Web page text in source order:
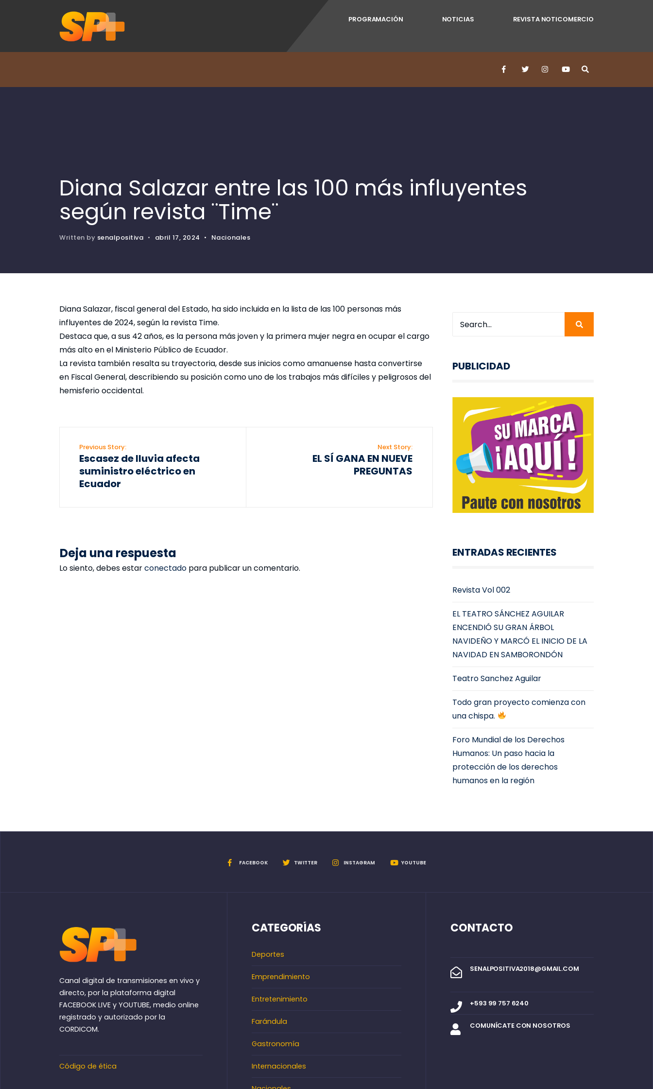
PROGRAMACIÓN NOTICIAS REVISTA NOTICOMERCIO
Diana Salazar entre las 100 más influyentes
según revista ¨Time¨
Written by senalpositiva • abril 17, 2024 • Nacionales
Diana Salazar, fiscal general del Estado, ha sido incluida en la lista de las 100 personas más
influyentes de 2024, según la revista Time.
Destaca que, a sus 42 años, es la persona más joven y la primera mujer negra en ocupar el cargo
más alto en el Ministerio Público de Ecuador.
La revista también resalta su trayectoria, desde sus inicios como amanuense hasta convertirse
en Fiscal General, describiendo su posición como uno de los trabajos más difíciles y peligrosos del
hemisferio occidental.
Previous Story:
Escasez de lluvia afecta
suministro eléctrico en
Ecuador
Next Story:
EL SÍ GANA EN NUEVE
PREGUNTAS
Deja una respuesta
Lo siento, debes estarconectado para publicar un comentario.
PUBLICIDAD
ENTRADAS RECIENTES
Revista Vol 002
EL TEATRO SÁNCHEZ AGUILAR
ENCENDIÓ SU GRAN ÁRBOL
NAVIDEÑO Y MARCÓ EL INICIO DE LA
NAVIDAD EN SAMBORONDÓN
Teatro Sanchez Aguilar
Todo gran proyecto comienza con
una chispa.
Foro Mundial de los Derechos
Humanos: Un paso hacia la
protección de los derechos
humanos en la región
FACEBOOK TWITTER INSTAGRAM YOUTUBE
Canal digital de transmisiones en vivo y
directo, por la plataforma digital
FACEBOOK LIVE y YOUTUBE, medio online
registrado y autorizado por la
CORDICOM.
Código de ética
CATEGORÍAS
Deportes
Emprendimiento
Entretenimiento
Farándula
Gastronomía
Internacionales
CONTACTO
SENALPOSITIVA2018@GMAIL.COM
+593 99 757 6240
COMUNÍCATE CON NOSOTROS